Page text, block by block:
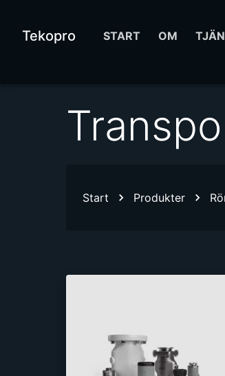
Tekopro START OM
Start Produkter